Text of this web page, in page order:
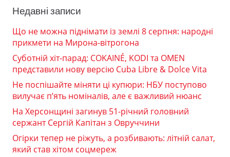
Недавні записи
Що не можна піднімати із землі 8 серпня: народні
прикмети на Мирона-вітрогона
Суботній хіт-парад: COKAINÉ, KODI та OMEN
представили нову версію Cuba Libre & Dolce Vita
Не поспішайте міняти ці купюри: НБУ поступово
вилучає п’ять номіналів, але є важливий нюанс
На Херсонщині загинув 51-річний головний
сержант Сергій Капітан з Овруччини
Огірки тепер не ріжуть, а розбивають: літній салат,
який став хітом соцмереж